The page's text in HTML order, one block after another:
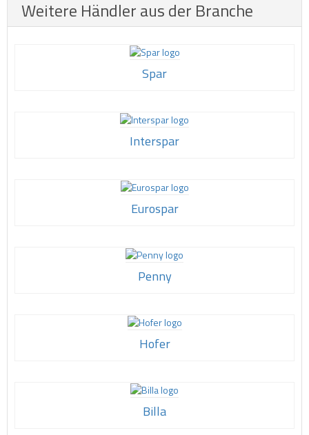
Weitere Händler aus der Branche
Spar
Interspar
Eurospar
Penny
Hofer
Billa